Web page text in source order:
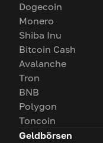
Dogecoin
Monero
Shiba Inu
Bitcoin Cash
Avalanche
Tron
BNB
Polygon
Toncoin
Geldbörsen